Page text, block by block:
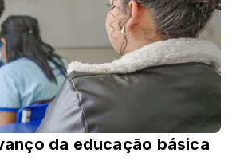
da educação básica